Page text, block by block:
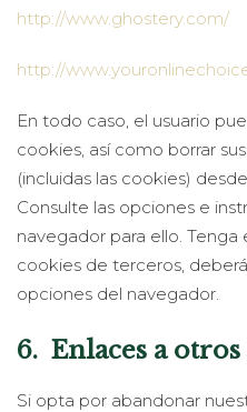
http://www.ghostery.com/
http://
En todo caso, el usuario
cookies, así como borrar
(incluidas las cookies)
Consulte las opciones e
navegador para ello.
cookies de terceros,
opciones del navegador.
6. Enlaces a
Si opta por abandonar